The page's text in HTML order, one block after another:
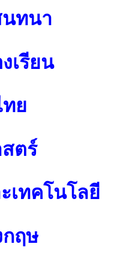
ทนา
เรียน
ย
ตร์
เทคโนโลยี
ฤษ